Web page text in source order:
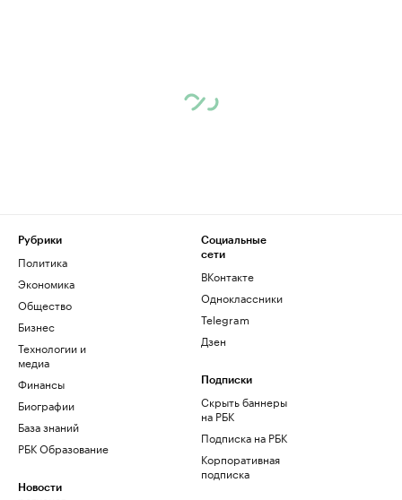
Рубрики
Политика
Экономика
Общество
Бизнес
Технологии и
медиа
Финансы
Биографии
База знаний
РБК Образование
Новости
Социальные
сети
ВКонтакте
Одноклассники
Telegram
Дзен
Подписки
Скрыть баннеры
на РБК
Подписка на РБК
Корпоративная
подписка